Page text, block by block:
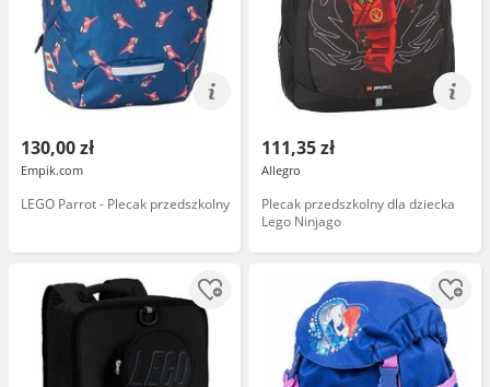
130,00 zł
Empik.com
LEGO Parrot - Plecak przedszkolny
111,35 zł
Allegro
Plecak przedszkolny dla dziecka
Lego Ninjago